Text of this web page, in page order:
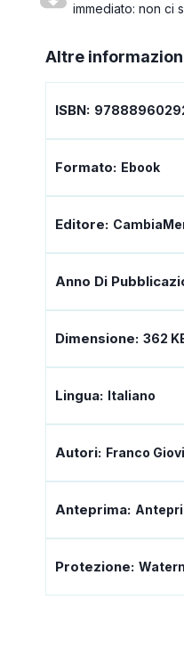
immediato: non ci
Altre
ISBN:
Formato: Ebook
Editore:
Anno Di
Dimensione: 362
Lingua: Italiano
Autori: Franco Giovi
Anteprima:
Protezione: